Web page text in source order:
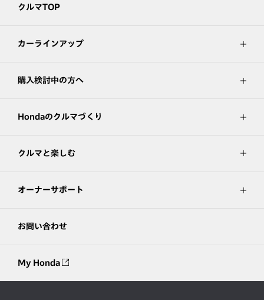
クルマTOP
カーラインアップ
購入検討中の方へ
Hondaのクルマづくり
クルマと楽しむ
オーナーサポート
お問い合わせ
My Honda